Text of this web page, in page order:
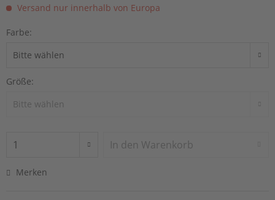
Versand nur innerhalb von Europa
Farbe:
Größe:
In den Warenkorb
Merken